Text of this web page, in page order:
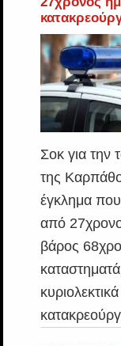
Σοκ για την
της
έγκλημα
από
βάρος